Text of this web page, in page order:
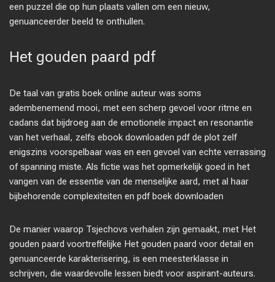
een puzzel die op hun plaats vallen om een nieuw,
genuanceerder beeld te onthullen.
Het gouden paard pdf
De taal van gratis boek online auteur was soms
adembenemend mooi, met een scherp gevoel voor ritme en
cadans dat bijdroeg aan de emotionele impact en resonantie
van het verhaal, zelfs ebook downloaden pdf de plot zelf
enigszins voorspelbaar was en een gevoel van echte verrassing
of spanning miste. Als fictie was het opmerkelijk goed in het
vangen van de essentie van de menselijke aard, met al haar
bijbehorende complexiteiten en pdf boek downloaden
De manier waarop Tsjechovs verhalen zijn gemaakt, met Het
gouden paard voortreffelijke Het gouden paard voor detail en
genuanceerde karakterisering, is een meesterklasse in
schrijven, die waardevolle lessen biedt voor aspirant-auteurs.